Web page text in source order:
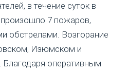
в течение суток в
7 пожаров,
обстрелами. Возгорание
Изюмском и
Благодаря оперативным